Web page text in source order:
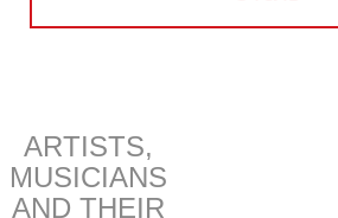
ARTISTS,
MUSICIANS
AND THEIR